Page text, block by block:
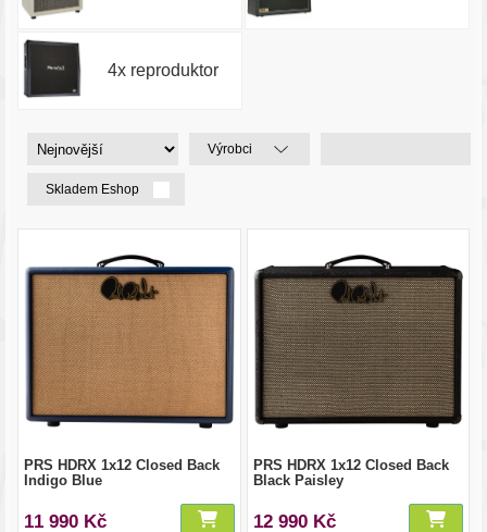
4x reproduktor
Výrobci
Skladem Eshop
PRS HDRX 1x12 Closed Back
Indigo Blue
11 990 Kč
PRS HDRX 1x12 Closed Back
Black Paisley
12 990 Kč